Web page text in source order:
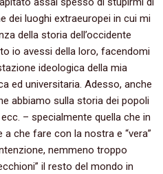
dei luoghi extraeuropei in cui mi
della storia dell’occidente
io avessi della loro, facendomi
ideologica della mia
ed universitaria. Adesso, anche
abbiamo sulla storia dei popoli
– specialmente quella che in
che fare con la nostra e “vera”
nemmeno troppo
il resto del mondo in